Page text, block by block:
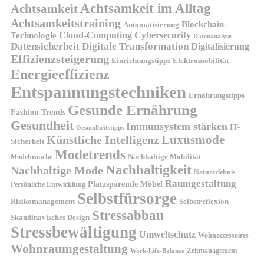
AchtsamkeitAchtsamkeit im Alltag
Achtsamkeitstraining Automatisierung Blockchain-
Technologie Cloud-Computing Cybersecurity Datenanalyse
Datensicherheit Digitale Transformation Digitalisierung
Effizienzsteigerung Einrichtungstipps Elektromobilität
Energieeffizienz
Entspannungstechniken Ernährungstipps
Fashion Trends Gesunde Ernährung
Gesundheit Gesundheitstipps Immunsystem stärken IT-
Sicherheit Künstliche IntelligenzLuxusmode
Modebranche Modetrends Nachhaltige Mobilität
Nachhaltige ModeNachhaltigkeit Naturerlebnis
Persönliche Entwicklung Platzsparende Möbel Raumgestaltung
Risikomanagement Selbstfürsorge Selbstreflexion
Skandinavisches Design Stressabbau
Stressbewältigung Umweltschutz Wohnaccessoires
Wohnraumgestaltung Work-Life-Balance Zeitmanagement